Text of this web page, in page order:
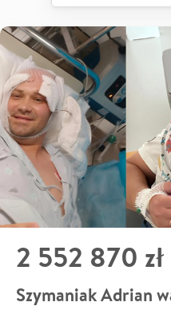
2 552 870 zł
Szymaniak Adrian